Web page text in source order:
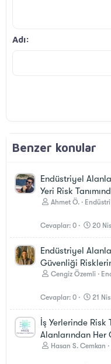
Adı
Benzer konular
Endüstriyel
Yeri Risk
Ahmet Ö.
Cevaplar 0 20
Endüstriyel
Güvenliği
Cengiz Özemli
Cevaplar 0 21
İş Yerlerinde Risk
Alanlarından Her
Hasan S. Cemkan